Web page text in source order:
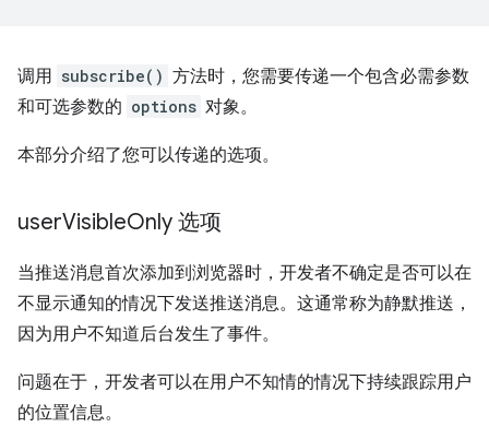
调用 subscribe() 方法时，您需要传递一个包含必需参数
和可选参数的 options 对象。
本部分介绍了您可以传递的选项。
userVisibleOnly 选项
当推送消息首次添加到浏览器时，开发者不确定是否可以在
不显示通知的情况下发送推送消息。这通常称为静默推送，
因为用户不知道后台发生了事件。
问题在于，开发者可以在用户不知情的情况下持续跟踪用户
的位置信息。